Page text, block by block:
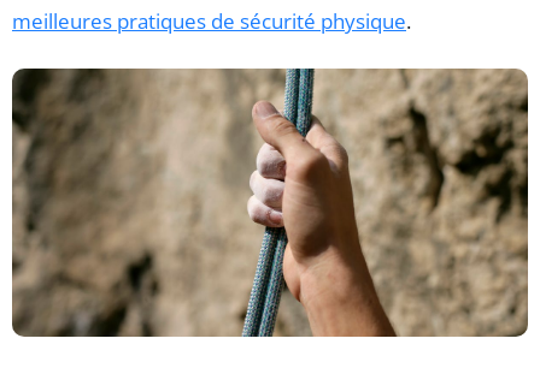
meilleures pratiques de sécurité physique.